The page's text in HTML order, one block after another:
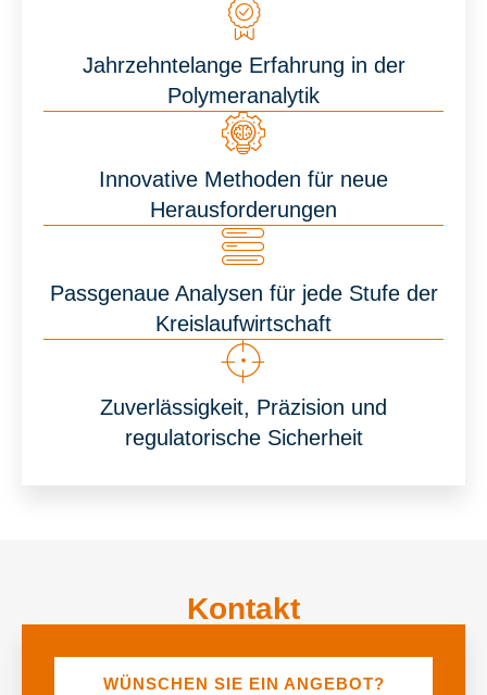
Jahrzehntelange Erfahrung in der
Polymeranalytik
Innovative Methoden für neue
Herausforderungen
Passgenaue Analysen für jede Stufe der
Kreislaufwirtschaft
Zuverlässigkeit, Präzision und
regulatorische Sicherheit
Kontakt
WÜNSCHEN SIE EIN ANGEBOT?